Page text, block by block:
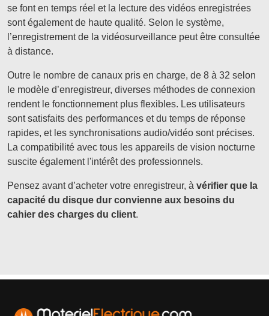
se font en temps réel et la lecture des vidéos enregistrées
sont également de haute qualité. Selon le système,
l’enregistrement de la vidéosurveillance peut être consultée
à distance.
Outre le nombre de canaux pris en charge, de 8 à 32 selon
le modèle d’enregistreur, diverses méthodes de connexion
rendent le fonctionnement plus flexibles. Les utilisateurs
sont satisfaits des performances et du temps de réponse
rapides, et les synchronisations audio/vidéo sont précises.
La compatibilité avec tous les appareils de vision nocturne
suscite également l'intérêt des professionnels.
Pensez avant d’acheter votre enregistreur, à vérifier que la
capacité du disque dur convienne aux besoins du
cahier des charges du client.